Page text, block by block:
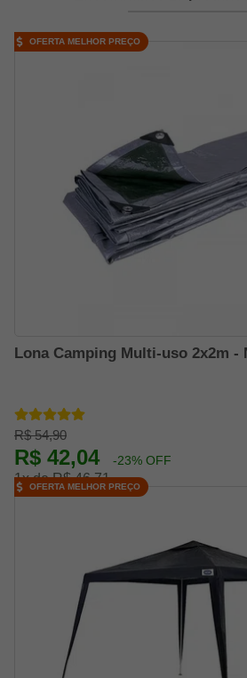
Lona Camping Multi-uso 2x2m -
R$ 54,90
R$ 42,04 -23% OFF
1x de R$ 46,71
OFERTA MELHOR PREÇO
OFERTA MELHOR PREÇO